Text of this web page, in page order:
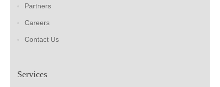
Partners
Careers
Contact Us
Services